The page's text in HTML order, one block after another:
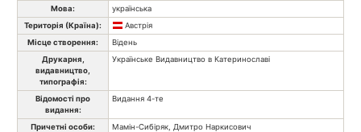
Мова:
українська
Територія (Країна):
Австрія
Місце створення:
Відень
Друкарня,
видавництво,
типографія:
Українське Видавництво в Катеринославі
Відомості про
видання:
Видання 4-те
Причетні особи:
Мамін-Сибіряк, Дмитро Наркисович